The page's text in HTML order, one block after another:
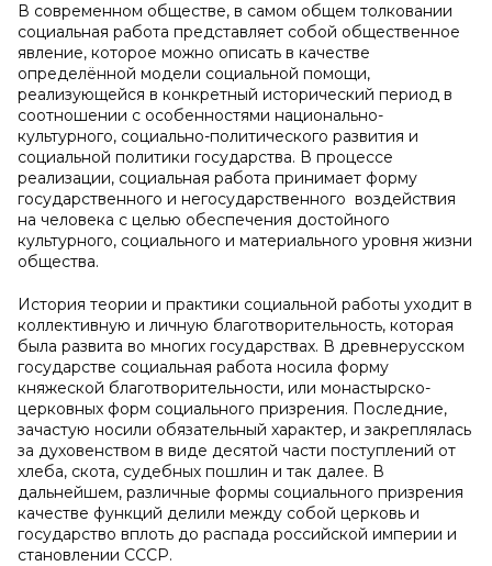
В современном обществе, в самом общем толковании
социальная работа представляет собой общественное
явление, которое можно описать в качестве
определённой модели социальной помощи,
реализующейся в конкретный исторический период в
соотношении с особенностями национально-
культурного, социально-политического развития и
социальной политики государства. В процессе
реализации, социальная работа принимает форму
государственного и негосударственного воздействия
на человека с целью обеспечения достойного
культурного, социального и материального уровня жизни
общества.
История теории и практики социальной работы уходит в
коллективную и личную благотворительность, которая
была развита во многих государствах. В древнерусском
государстве социальная работа носила форму
княжеской благотворительности, или монастырско-
церковных форм социального призрения. Последние,
зачастую носили обязательный характер, и закреплялась
за духовенством в виде десятой части поступлений от
хлеба, скота, судебных пошлин и так далее. В
дальнейшем, различные формы социального призрения
качестве функций делили между собой церковь и
государство вплоть до распада российской империи и
становлении СССР.